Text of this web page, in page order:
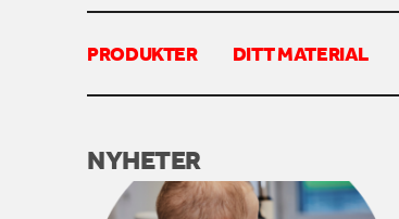
PRODUKTER DITT MATERIAL
NYHETER